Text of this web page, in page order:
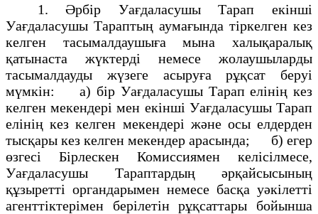
1. Әрбiр Уағдаласушы Тарап екiншi
Уағдаласушы Тараптың аумағында тiркелген кез
келген тасымалдаушыға мына халықаралық
қатынаста жүктердi немесе жолаушыларды
тасымалдауды жүзеге асыруға рұқсат беруi
мүмкiн: а) бiр Уағдаласушы Тарап елiнiң кез
келген мекендерi мен екiншi Уағдаласушы Тарап
елiнiң кез келген мекендерi және осы елдерден
тысқары кез келген мекендер арасында; б) егер
өзгесi Бiрлескен Комиссиямен келiсiлмесе,
Уағдаласушы Тараптардың әрқайсысының
құзыреттi органдарымен немесе басқа уәкiлеттi
агенттіктерiмен берiлетiн рұқсаттары бойынша